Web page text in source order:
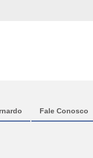
Fale Conosco